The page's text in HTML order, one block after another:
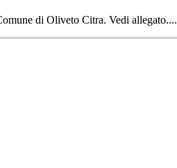
di Oliveto Citra. Vedi allegato....